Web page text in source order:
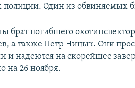
полиции. Один из обвиняемых
брат погибшего
а также Петр Ницык. Они
и надеются на скорейшее
на 26 ноября.